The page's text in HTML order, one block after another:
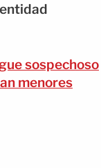
sospechoso
menores